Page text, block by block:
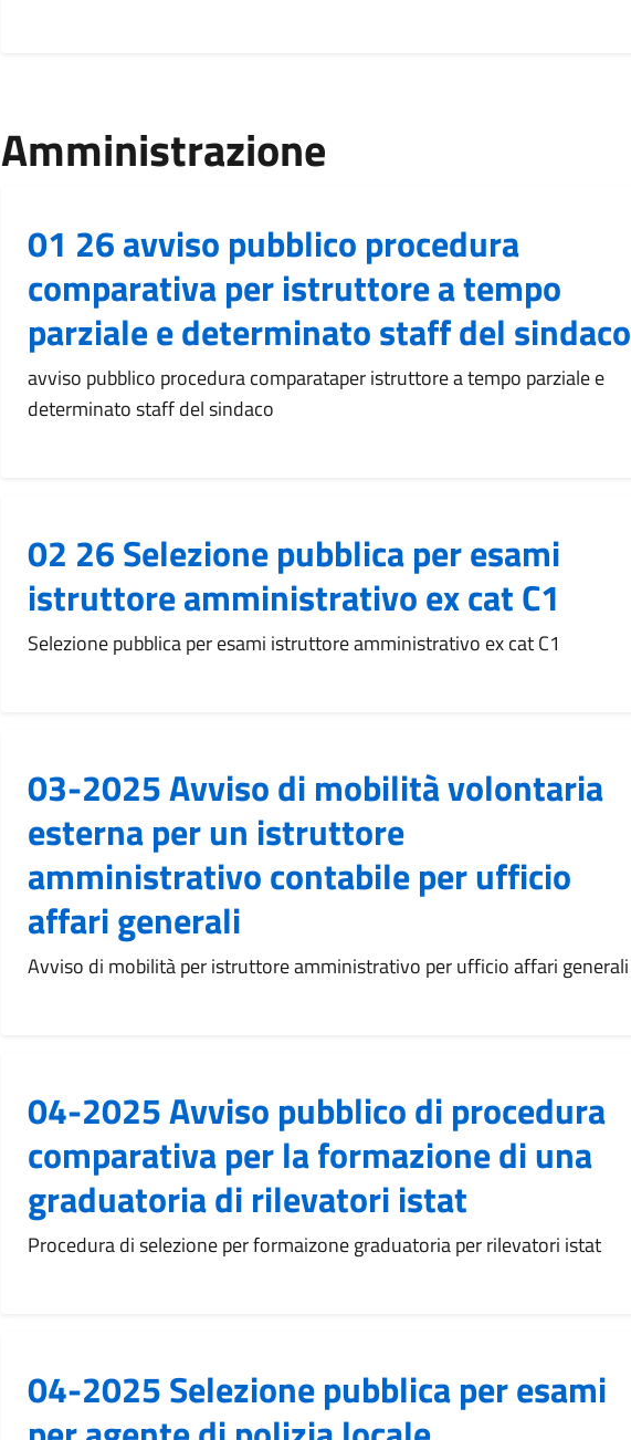
Amministrazione
01 26 avviso pubblico procedura
comparativa per istruttore a tempo
parziale e determinato staff del sindaco
avviso pubblico procedura comparataper istruttore a tempo parziale e
determinato staff del sindaco
02 26 Selezione pubblica per esami
istruttore amministrativo ex cat C1
Selezione pubblica per esami istruttore amministrativo ex cat C1
03-2025 Avviso di mobilità volontaria
esterna per un istruttore
amministrativo contabile per ufficio
affari generali
Avviso di mobilità per istruttore amministrativo per ufficio affari generali
04-2025 Avviso pubblico di procedura
comparativa per la formazione di una
graduatoria di rilevatori istat
Procedura di selezione per formaizone graduatoria per rilevatori istat
04-2025 Selezione pubblica per esami